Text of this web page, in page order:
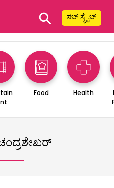
⚲ ಸಬ್ ಸ್ಕ್ರೈಬ್
Food Health
ಚಂದ್ರಶೇಖರ್